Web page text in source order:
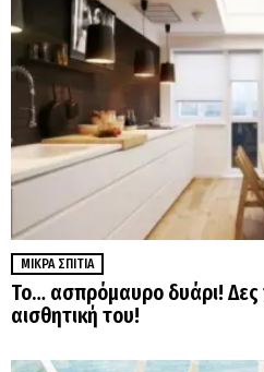
ΜΙΚΡΆ ΣΠΊΤΙΑ
Το… ασπρόμαυρο δυάρι! Δες
αισθητική του!